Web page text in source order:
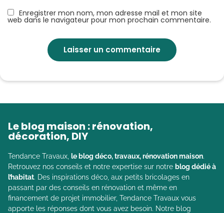
Enregistrer mon nom, mon adresse mail et mon site
web dans le navigateur pour mon prochain commentaire.
Le blog maison : rénovation,
décoration, DIY
Tendance Travaux, le blog déco, travaux, rénovation maison.
Retrouvez nos conseils et notre expertise sur notre blog dédié à
l’habitat. Des inspirations déco, aux petits bricolages en
passant par des conseils en rénovation et même en
financement de projet immobilier, Tendance Travaux vous
apporte les réponses dont vous avez besoin. Notre blog